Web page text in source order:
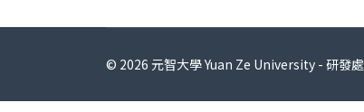
© 2026 元智大學 Yuan Ze University - 研發處